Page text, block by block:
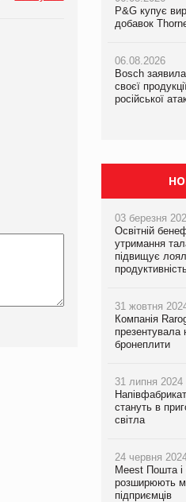
P&G купує
добавок
06.08.2026
Bosch
своєї
російської
у VARUS
ТОКЕРИ
Сергій
P&G купує
добавок
06.08.2026
Bosch
своєї
російської
03 березня
Освітній
утримання
підвищує
31 жовтня
Компанія
презентувала
бронеплити
31 липня 2024
стануть в
світла
24 червня
Meest Пошта
розширюють
підприємців